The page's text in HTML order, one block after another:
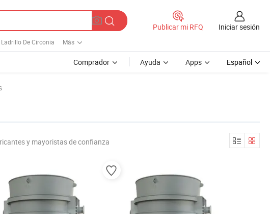
Ladrillo De Circonia Más
Publicar mi RFQ Iniciar sesión
Comprador Ayuda Apps Español
y mayoristas de confianza